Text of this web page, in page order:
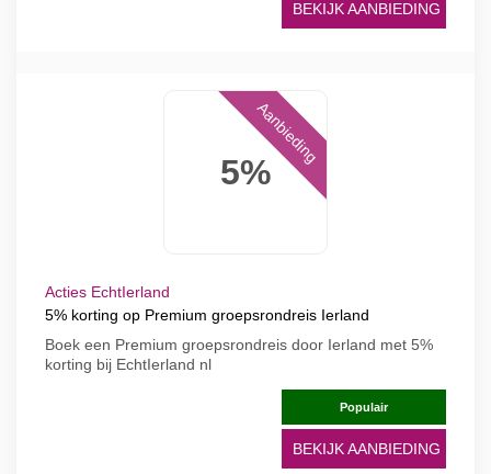
BEKIJK AANBIEDING
5%
Aanbieding
Acties EchtIerland
5% korting op Premium groepsrondreis Ierland
Boek een Premium groepsrondreis door Ierland met 5%
korting bij EchtIerland nl
Populair
BEKIJK AANBIEDING